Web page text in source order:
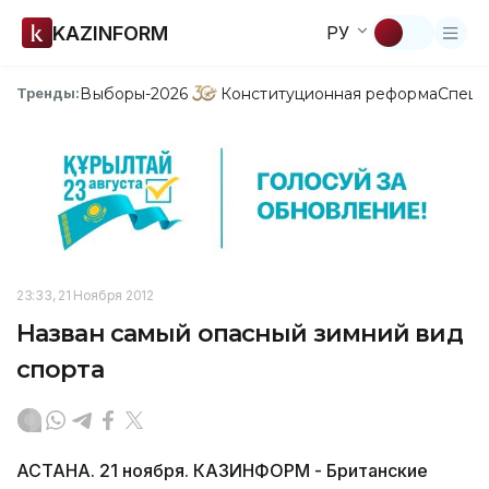
KAZINFORM РУ
Тренды:Выборы-2026 Конституционная реформа
23:33, 21 Ноября 2012
Назван самый опасный зимний вид
спорта
АСТАНА. 21 ноября. КАЗИНФОРМ - Британские